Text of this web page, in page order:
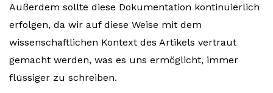
Außerdem sollte diese Dokumentation kontinuierlich
erfolgen, da wir auf diese Weise mit dem
wissenschaftlichen Kontext des Artikels vertraut
gemacht werden, was es uns ermöglicht, immer
flüssiger zu schreiben.